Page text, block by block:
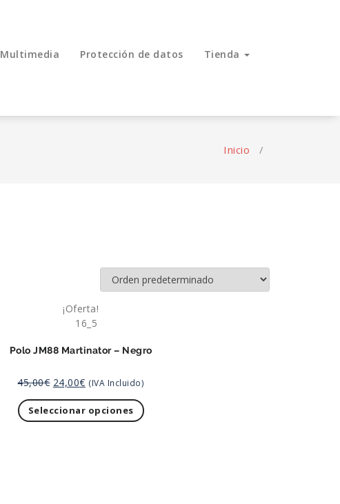
Multimedia Protección de datos Tienda
Inicio /
¡Oferta!
Polo JM88 Martinator – Negro
45,00€ 24,00€ (IVA Incluido)
Seleccionar opciones